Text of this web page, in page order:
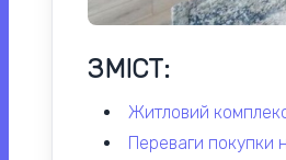
ЗМІСТ:
житловий
переваги покупки